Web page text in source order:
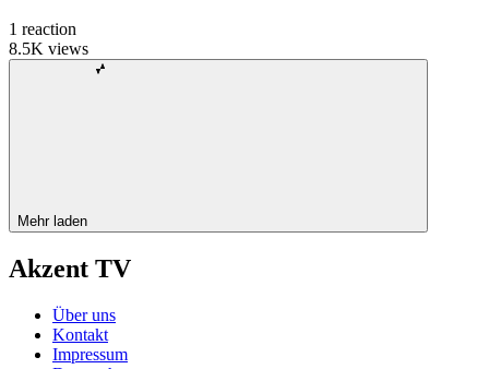
1 reaction
8.5K views
Mehr laden
Akzent TV
Über uns
Kontakt
Impressum